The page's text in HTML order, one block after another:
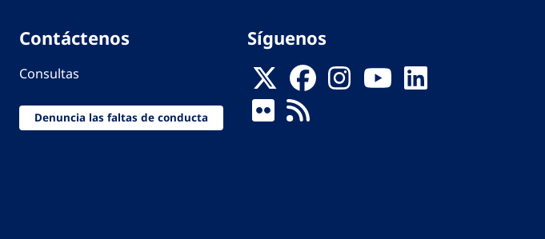
Contáctenos
Consultas
Denuncia las faltas de conducta
Síguenos